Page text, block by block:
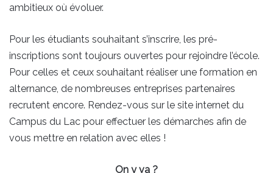
ambitieux où évoluer.
Pour les étudiants souhaitant s’inscrire, les pré-
inscriptions sont toujours ouvertes pour rejoindre l’école.
Pour celles et ceux souhaitant réaliser une formation en
alternance, de nombreuses entreprises partenaires
recrutent encore. Rendez-vous sur le site internet du
Campus du Lac pour effectuer les démarches afin de
vous mettre en relation avec elles !
On y va ?